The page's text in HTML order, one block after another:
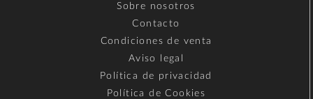
Sobre nosotros
Contacto
Condiciones de venta
Aviso legal
Política de privacidad
Política de Cookies